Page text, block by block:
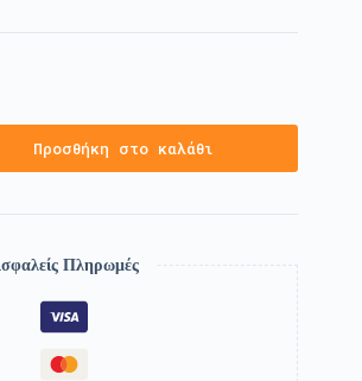
Προσθήκη στο καλάθι
Πληρωμές